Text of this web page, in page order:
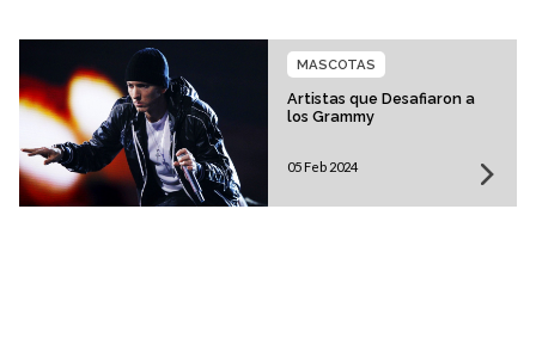
Artistas que Desafiaron a
los Grammy
MASCOTAS
05 Feb 2024